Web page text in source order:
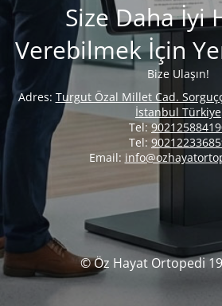
Size Daha İyi
Verebilmek İçin
Bize Ulaşın!
Adres: Turgut Özal Millet Cad.
İstanbul Türkiye
Tel:
Tel:
Email:
© Öz Hayat Ortopedi